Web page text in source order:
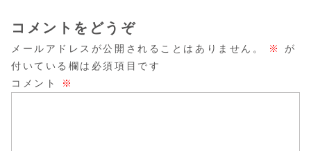
コメントをどうぞ
メールアドレスが公開されることはありません。 ※
が
付いている欄は必須項目です
コメント
※